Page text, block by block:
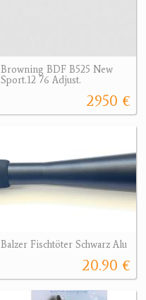
Browning BDF B525 New
Sport.12 76 Adjust.
2950 €
Balzer Fischtöter Schwarz Alu
20.90 €